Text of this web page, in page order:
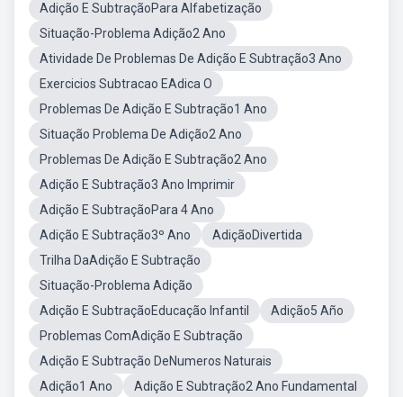
Adição E SubtraçãoPara Alfabetização
Situação-Problema Adição2 Ano
Atividade De Problemas De Adição E Subtração3 Ano
Exercicios Subtracao EAdica O
Problemas De Adição E Subtração1 Ano
Situação Problema De Adição2 Ano
Problemas De Adição E Subtração2 Ano
Adição E Subtração3 Ano Imprimir
Adição E SubtraçãoPara 4 Ano
Adição E Subtração3º Ano
AdiçãoDivertida
Trilha DaAdição E Subtração
Situação-Problema Adição
Adição E SubtraçãoEducação Infantil
Adição5 Año
Problemas ComAdição E Subtração
Adição E Subtração DeNumeros Naturais
Adição1 Ano
Adição E Subtração2 Ano Fundamental